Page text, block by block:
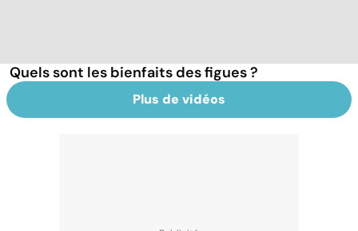
Quels sont les bienfaits des figues ?
Plus de vidéos